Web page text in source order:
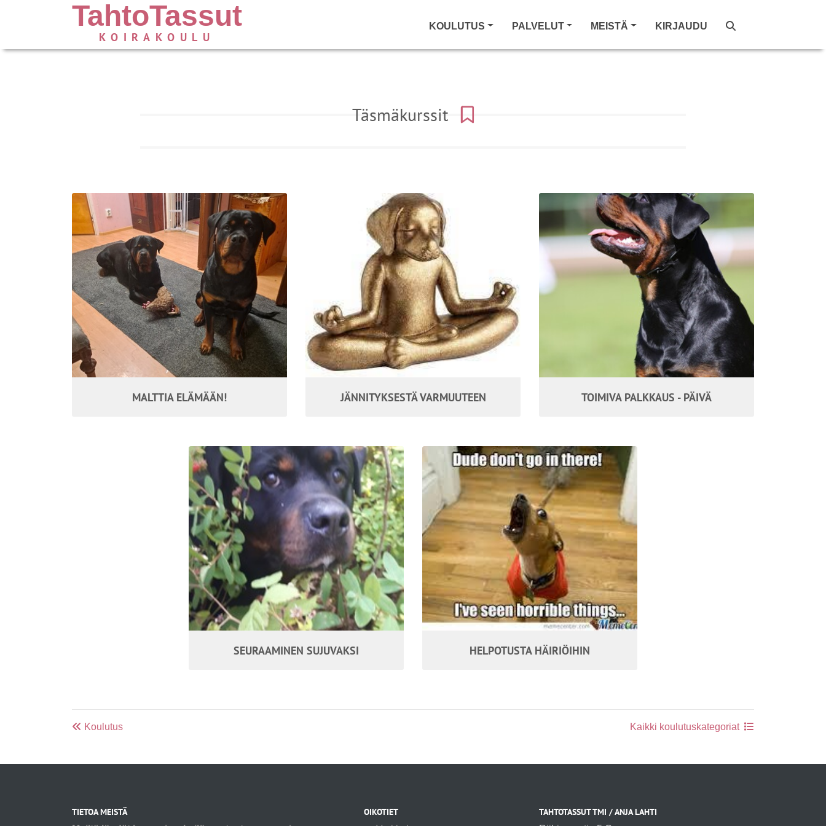
TahtoTassut
KOIRAKOULU
KOULUTUS PALVELUT MEISTÄ KIRJAUDU
Täsmäkurssit
MALTTIA ELÄMÄÄN! JÄNNITYKSESTÄ VARMUUTEEN TOIMIVA PALKKAUS - PÄIVÄ
SEURAAMINEN SUJUVAKSI HELPOTUSTA HÄIRIÖIHIN
Koulutus Kaikki koulutuskategoriat
TIETOA MEISTÄ OIKOTIET TAHTOTASSUT TMI / ANJA LAHTI